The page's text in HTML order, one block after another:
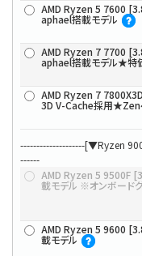
AMD Ryzen 5 7600
aphael搭載モデル
AMD Ryzen 7 7700
aphael搭載モデル★特
AMD Ryzen 7
3D V-Cache採用
--------------------[▼Ryzen
------
AMD Ryzen 5 9500F
載モデル ※オンボード
AMD Ryzen 5 9600
載モデル